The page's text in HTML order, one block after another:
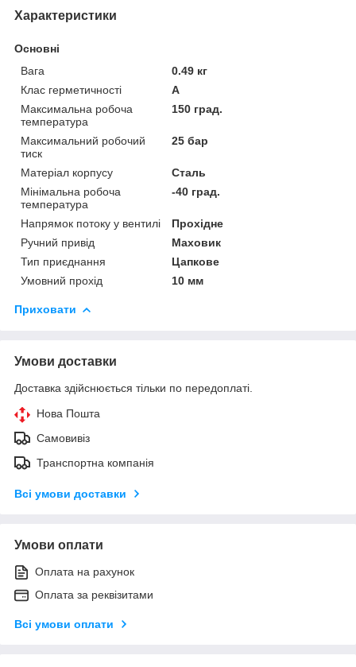
Характеристики
Основні
Вага
0.49 кг
Клас герметичності
А
Максимальна робоча
температура
150 град.
Максимальний робочий
тиск
25 бар
Матеріал корпусу
Сталь
Мінімальна робоча
температура
-40 град.
Напрямок потоку у вентилі
Прохідне
Ручний привід
Маховик
Тип приєднання
Цапкове
Умовний прохід
10 мм
Приховати
Умови доставки
Доставка здійснюється тільки по передоплаті.
Нова Пошта
Самовивіз
Транспортна компанія
Всі умови доставки
Умови оплати
Оплата на рахунок
Оплата за реквізитами
Всі умови оплати